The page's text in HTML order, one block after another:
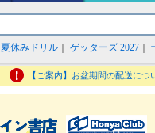
夏休みドリル ゲッターズ 2027
【ご案内】お盆期間の配送につ